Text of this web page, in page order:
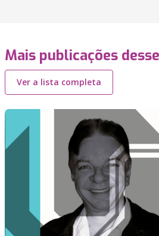
Mais publicações
Ver a lista completa